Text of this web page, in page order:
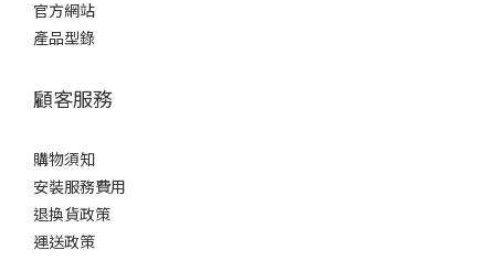
官方網站
產品型錄
顧客服務
購物須知
安裝服務費用
退換貨政策
運送政策